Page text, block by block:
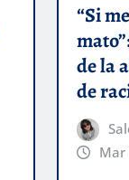
“Si
de la
de
Mar